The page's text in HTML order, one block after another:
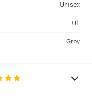
Unisex
Ull
Grey